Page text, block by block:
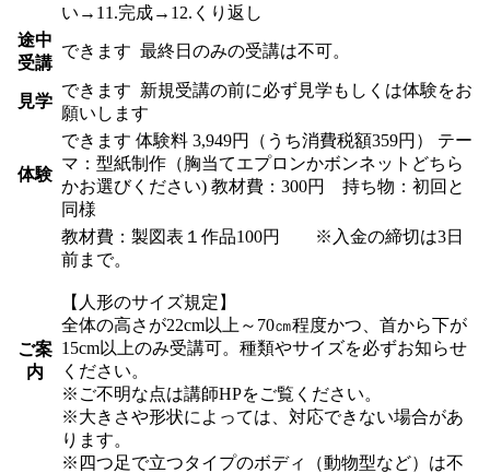
い→11.完成→12.くり返し
途中
受講
できます 最終日のみの受講は不可。
見学
できます 新規受講の前に必ず見学もしくは体験をお
願いします
体験
できます 体験料 3,949円（うち消費税額359円） テー
マ：型紙制作（胸当てエプロンかボンネットどちら
かお選びください) 教材費：300円 持ち物：初回と
同様
ご案
内
教材費：製図表１作品100円 ※入金の締切は3日
前まで。
【人形のサイズ規定】
全体の高さが22cm以上～70㎝程度かつ、首から下が
15cm以上のみ受講可。種類やサイズを必ずお知らせ
ください。
※ご不明な点は講師HPをご覧ください。
※大きさや形状によっては、対応できない場合があ
ります。
※四つ足で立つタイプのボディ（動物型など）は不